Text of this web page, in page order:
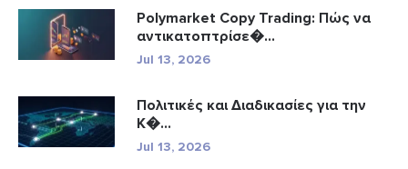
Polymarket Copy Trading: Πώς να
αντικατοπτρίσε�...
Jul 13, 2026
Πολιτικές και Διαδικασίες για την
Κ�...
Jul 13, 2026